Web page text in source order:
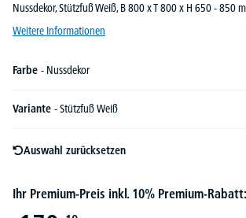
Nussdekor, Stützfuß Weiß, B 800 x T 800 x H 650 - 850
Weitere Informationen
Farbe - Nussdekor
Variante - Stützfuß Weiß
Auswahl zurücksetzen
Ihr Premium-Preis inkl. 10% Premium-Rabatt: